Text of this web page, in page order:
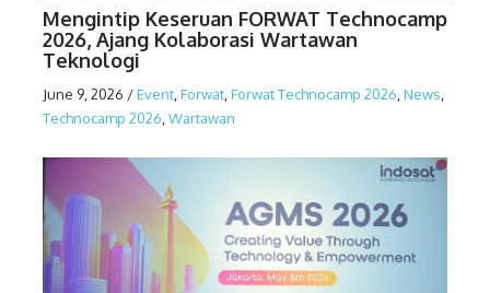
Mengintip Keseruan FORWAT Technocamp
2026, Ajang Kolaborasi Wartawan
Teknologi
June 9, 2026 /Event,Forwat,Forwat Technocamp 2026,News,
Technocamp 2026,Wartawan